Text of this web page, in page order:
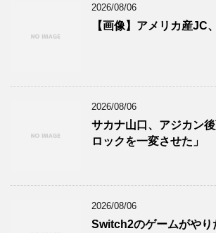
2026/08/06
【画像】アメリカ産JC
2026/08/06
サカナ山口、アジカン
ロックを一変させた」
2026/08/06
Switch2のゲームがやり